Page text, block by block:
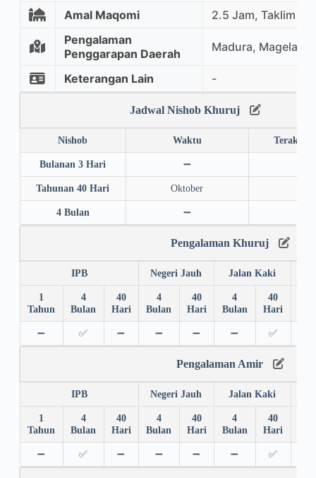
Amal Maqomi
2.5 Jam, Taklim
Pengalaman
Penggarapan Daerah
Madura,
Keterangan Lain -
Jadwal Nishob Khuruj
Nishob Waktu Terakhir
Bulanan 3 Hari ➖
Tahunan 40 Hari Oktober
4 Bulan ➖
Pengalaman Khuruj
IPB Negeri Jauh Jalan Kaki
1
Tahun
4
Bulan
40
Hari
4
Bulan
40
Hari
4
Bulan
40
Hari
➖ ✅ ➖ ➖ ➖ ➖ ✅
Pengalaman Amir
IPB Negeri Jauh Jalan Kaki
1
Tahun
4
Bulan
40
Hari
4
Bulan
40
Hari
4
Bulan
40
Hari
➖ ✅ ➖ ➖ ➖ ➖ ✅